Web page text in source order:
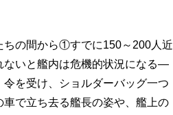
の間から①すでに150～200人近
ないと艦内は危機的状況になる―
を受け、ショルダーバッグ一つ
で立ち去る艦長の姿や、艦上の